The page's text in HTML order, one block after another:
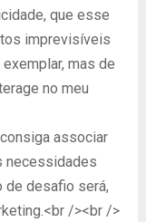
que esse
imprevisíveis
mas de
no meu
associar
necessidades
de desafio será,
/><br />